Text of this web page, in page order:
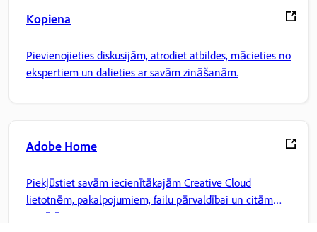
Kopiena
Pievienojieties diskusijām, atrodiet atbildes, mācieties no
ekspertiem un dalieties ar savām zināšanām.
Adobe Home
Piekļūstiet savām iecienītākajām Creative Cloud
lietotnēm, pakalpojumiem, failu pārvaldībai un citām
iespējām.